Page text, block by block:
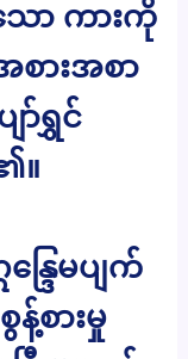
ော ကားကို
အစားအစာ
ာ်ရွှင်
။
ြေမပျက်
စားမှု